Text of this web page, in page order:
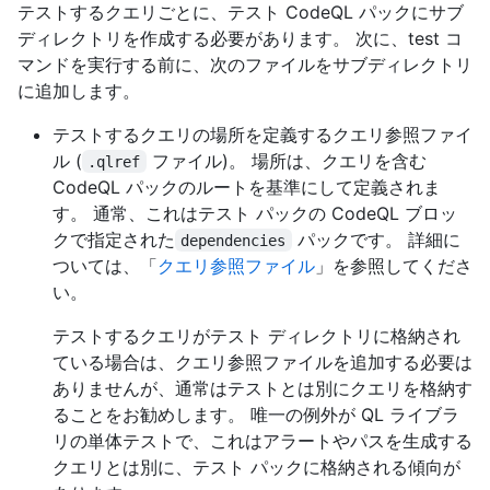
テストするクエリごとに、テスト CodeQL パックにサブ
ディレクトリを作成する必要があります。 次に、test コ
マンドを実行する前に、次のファイルをサブディレクトリ
に追加します。
テストするクエリの場所を定義するクエリ参照ファイ
ル ( .qlref
ファイル)。 場所は、クエリを含む
CodeQL パックのルートを基準にして定義されま
す。 通常、これはテスト パックの CodeQL ブロッ
クで指定された dependencies
パックです。 詳細に
ついては、「クエリ参照ファイル 」を参照してくださ
い。
テストするクエリがテスト ディレクトリに格納され
ている場合は、クエリ参照ファイルを追加する必要は
ありませんが、通常はテストとは別にクエリを格納す
ることをお勧めします。 唯一の例外が QL ライブラ
リの単体テストで、これはアラートやパスを生成する
クエリとは別に、テスト パックに格納される傾向が